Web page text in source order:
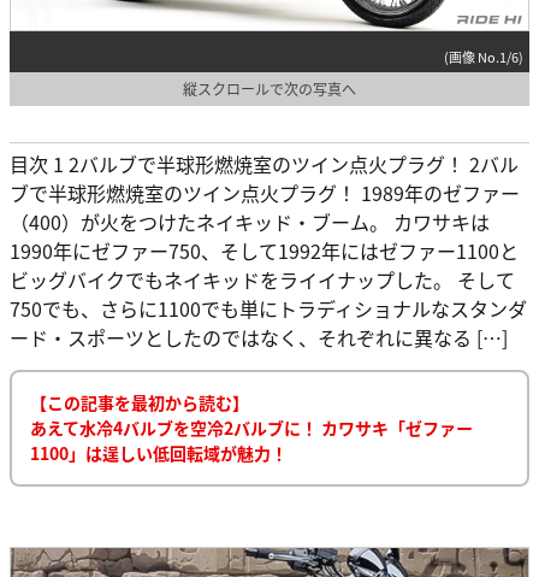
(画像 No.1/6)
縦スクロールで次の写真へ
目次 1 2バルブで半球形燃焼室のツイン点火プラグ！ 2バル
ブで半球形燃焼室のツイン点火プラグ！ 1989年のゼファー
（400）が火をつけたネイキッド・ブーム。 カワサキは
1990年にゼファー750、そして1992年にはゼファー1100と
ビッグバイクでもネイキッドをライイナップした。 そして
750でも、さらに1100でも単にトラディショナルなスタンダ
ード・スポーツとしたのではなく、それぞれに異なる […]
【この記事を最初から読む】
あえて水冷4バルブを空冷2バルブに！ カワサキ「ゼファー
1100」は逞しい低回転域が魅力！